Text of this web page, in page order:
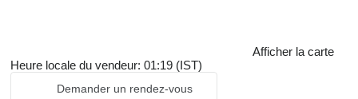
Afficher la carte
Heure locale du vendeur: 01:19 (IST)
Demander un rendez-vous